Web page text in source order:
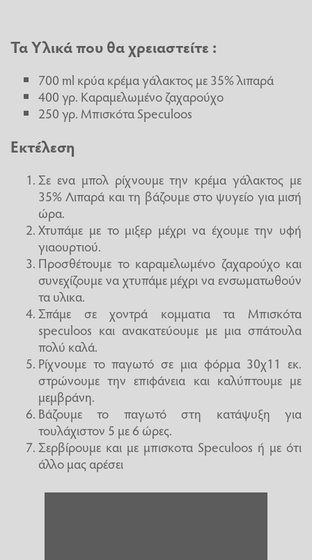
Τα Υλικά που θα χρειαστείτε :
700 ml κρύα κρέμα γάλακτος με 35% λιπαρά
400 γρ. Καραμελωμένο ζαχαρούχο
250 γρ. Μπισκότα Speculoos
Εκτέλεση
Σε ενα μπολ ρίχνουμε την κρέμα γάλακτος με
35% Λιπαρά και τη βάζουμε στο ψυγείο για μισή
ώρα.
Χτυπάμε με το μιξερ μέχρι να έχουμε την υφή
γιαουρτιού.
Προσθέτουμε το καραμελωμένο ζαχαρούχο και
συνεχίζουμε να χτυπάμε μέχρι να ενσωματωθούν
τα υλικα.
Σπάμε σε χοντρά κομματια τα Μπισκότα
speculoos και ανακατεύουμε με μια σπάτουλα
πολύ καλά.
Ρίχνουμε το παγωτό σε μια φόρμα 30χ11 εκ.
στρώνουμε την επιφάνεια και καλύπτουμε με
μεμβράνη.
Βάζουμε το παγωτό στη κατάψυξη για
τουλάχιστον 5 με 6 ώρες.
Σερβίρουμε και με μπισκοτα Speculoos ή με ότι
άλλο μας αρέσει